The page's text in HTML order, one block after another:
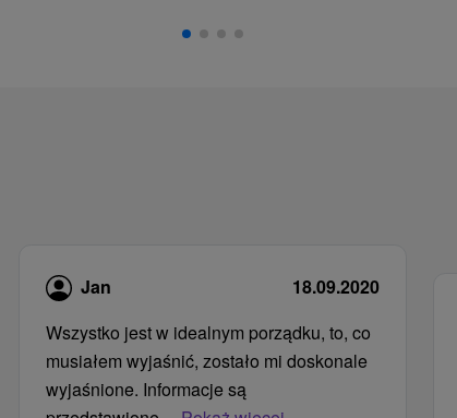
Jan
18.09.2020
Wszystko jest w idealnym porządku, to, co
musiałem wyjaśnić, zostało mi doskonale
wyjaśnione. Informacje są